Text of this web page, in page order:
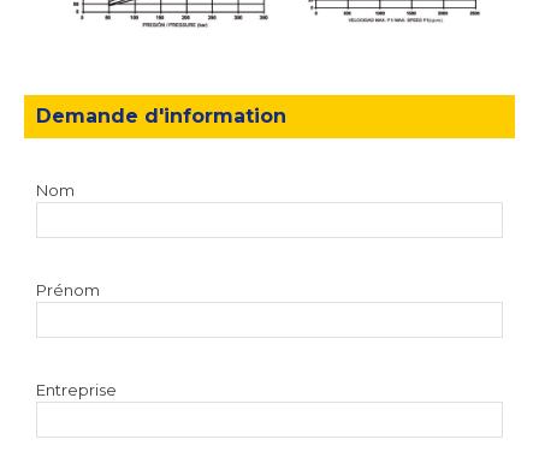
Demande d'information
Nom
Prénom
Entreprise